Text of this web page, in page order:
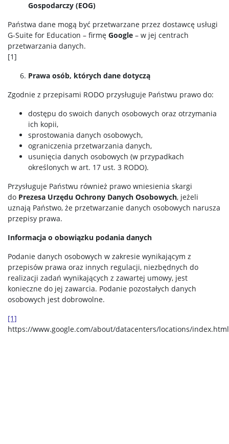
Gospodarczy (EOG)
Państwa dane mogą być przetwarzane przez dostawcę usługi
G-Suite for Education – firmę Google – w jej centrach
przetwarzania danych.
[1]
Prawa osób, których dane dotyczą
Zgodnie z przepisami RODO przysługuje Państwu prawo do:
dostępu do swoich danych osobowych oraz otrzymania
ich kopii,
sprostowania danych osobowych,
ograniczenia przetwarzania danych,
usunięcia danych osobowych (w przypadkach
określonych w art. 17 ust. 3 RODO).
Przysługuje Państwu również prawo wniesienia skargi
do Prezesa Urzędu Ochrony Danych Osobowych, jeżeli
uznają Państwo, że przetwarzanie danych osobowych narusza
przepisy prawa.
Informacja o obowiązku podania danych
Podanie danych osobowych w zakresie wynikającym z
przepisów prawa oraz innych regulacji, niezbędnych do
realizacji zadań wynikających z zawartej umowy, jest
konieczne do jej zawarcia. Podanie pozostałych danych
osobowych jest dobrowolne.
[1]
https://www.google.com/about/datacenters/locations/index.html